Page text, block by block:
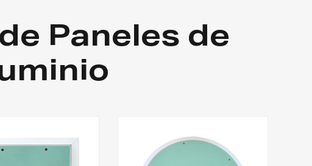
Paneles de